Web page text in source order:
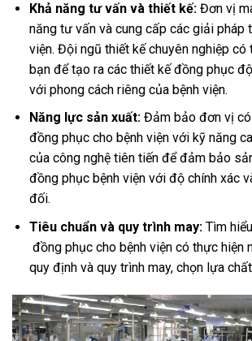
Khả năng tư vấn và thiết kế: Đơn vị
năng tư vấn và cung cấp các giải pháp
viện. Đội ngũ thiết kế chuyên nghiệp có
bạn để tạo ra các thiết kế đồng phục
với phong cách riêng của bệnh viện.
Năng lực sản xuất:Đảm bảo đơn vị
đồng phục cho bệnh viện với kỹ năng
của công nghệ tiên tiến để đảm bảo
đồng phục bệnh viện với độ chính xác
đối.
Tiêu chuẩn và quy trình may: Tìm
đồng phục cho bệnh viện có thực hiện
quy định và quy trình may, chọn lựa